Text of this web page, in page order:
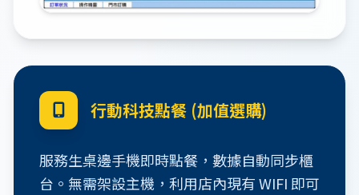
行動科技點餐 (加值選購)
服務生桌邊手機即時點餐，數據自動同步櫃
台。無需架設主機，利用店內現有 WIFI 即可